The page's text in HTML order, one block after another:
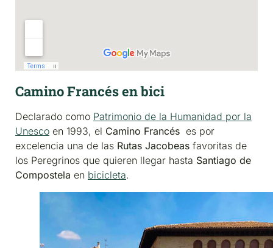
Camino Francés en bici
Declarado como Patrimonio de la Humanidad por la
Unesco en 1993, el Camino Francés es por
excelencia una de las Rutas Jacobeas favoritas de
los Peregrinos que quieren llegar hasta Santiago de
Compostela en bicicleta.